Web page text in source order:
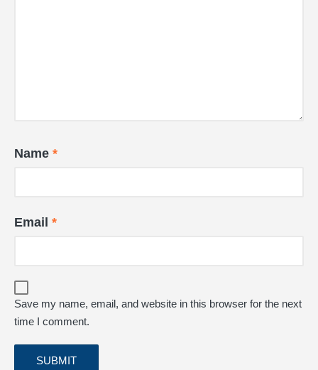
Name *
Email *
Save my name, email, and website in this browser for the next
time I comment.